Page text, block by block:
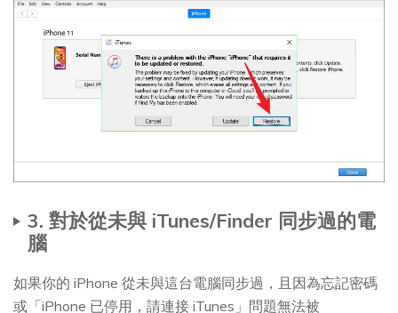
3. 對於從未與 iTunes/Finder 同步過的電
腦
如果你的 iPhone 從未與這台電腦同步過，且因為忘記密碼
或「iPhone 已停用，請連接 iTunes」問題無法被